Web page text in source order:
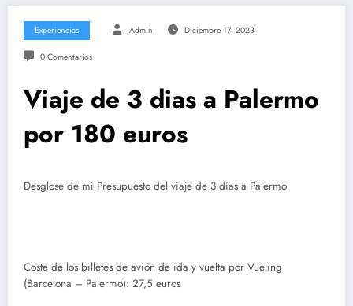
Experiencias Admin Diciembre 17, 2023
0 Comentarios
Viaje de 3 dias a Palermo
por 180 euros
Desglose de mi Presupuesto del viaje de 3 días a Palermo
Coste de los billetes de avión de ida y vuelta por Vueling
(Barcelona – Palermo): 27,5 euros